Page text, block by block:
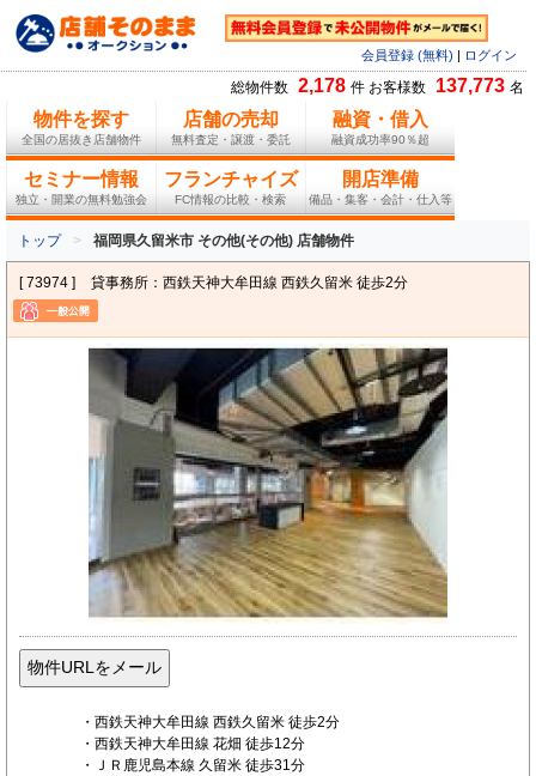
会員登録 (無料) ログイン
総物件数 2,178 件 お客様数 137,773 名
物件を探す
全国の居抜き店舗物件
店舗の売却
無料査定・譲渡・委託
融資・借入
融資成功率90％超
セミナー情報
独立・開業の無料勉強会
フランチャイズ
FC情報の比較・検索
開店準備
備品・集客・会計・仕入等
トップ 福岡県久留米市 その他(その他) 店舗物件
[ 73974 ] 貸事務所：西鉄天神大牟田線 西鉄久留米 徒歩2分
・西鉄天神大牟田線 西鉄久留米 徒歩2分
・西鉄天神大牟田線 花畑 徒歩12分
・ＪＲ鹿児島本線 久留米 徒歩31分